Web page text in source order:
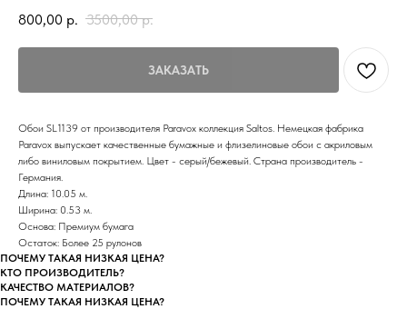
800,00 р. 3500,00 р.
ЗАКАЗАТЬ
Обои SL1139 от производителя Paravox коллекция Saltos. Немецкая фабрика
Paravox выпускает качественные бумажные и флизелиновые обои с акриловым
либо виниловым покрытием. Цвет - серый/бежевый. Страна производитель -
Германия.
Длина: 10.05 м.
Ширина: 0.53 м.
Основа: Премиум бумага
Остаток: Более 25 рулонов
ПОЧЕМУ ТАКАЯ НИЗКАЯ ЦЕНА?
КТО ПРОИЗВОДИТЕЛЬ?
КАЧЕСТВО МАТЕРИАЛОВ?
ПОЧЕМУ ТАКАЯ НИЗКАЯ ЦЕНА?